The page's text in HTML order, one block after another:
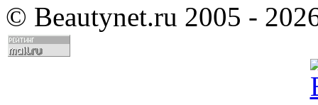
© Beautynet.ru 2005 -